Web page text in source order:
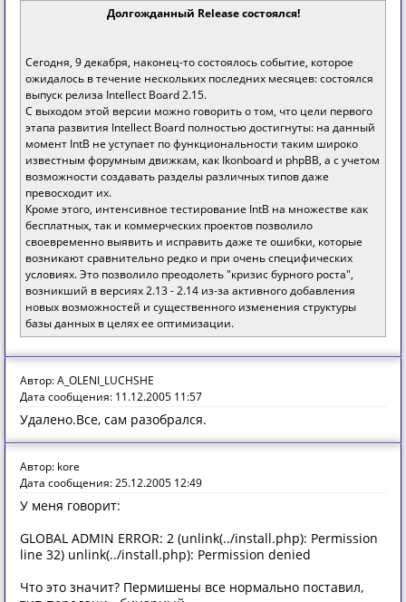
Долгожданный Release состоялся!
Сегодня, 9 декабря, наконец-то состоялось событие, которое
ожидалось в течение нескольких последних месяцев: состоялся
выпуск релиза Intellect Board 2.15.
С выходом этой версии можно говорить о том, что цели первого
этапа развития Intellect Board полностью достигнуты: на данный
момент IntB не уступает по функциональности таким широко
известным форумным движкам, как Ikonboard и phpBB, а с учетом
возможности создавать разделы различных типов даже
превосходит их.
Кроме этого, интенсивное тестирование IntB на множестве как
бесплатных, так и коммерческих проектов позволило
своевременно выявить и исправить даже те ошибки, которые
возникают сравнительно редко и при очень специфических
условиях. Это позволило преодолеть "кризис бурного роста",
возникший в версиях 2.13 - 2.14 из-за активного добавления
новых возможностей и существенного изменения структуры
базы данных в целях ее оптимизации.
Автор: A_OLENI_LUCHSHE
Дата сообщения: 11.12.2005 11:57
Удалено.Все, сам разобрался.
Автор: kore
Дата сообщения: 25.12.2005 12:49
У меня говорит:
GLOBAL ADMIN ERROR: 2 (unlink(../install.php): Permission
line 32) unlink(../install.php): Permission denied
Что это значит? Пермишены все нормально поставил,